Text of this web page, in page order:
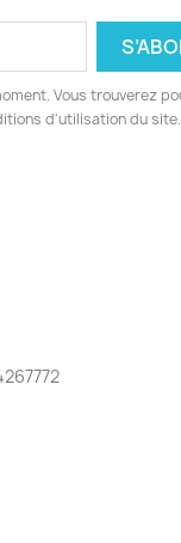
Vous trouverez
d'utilisation du site.